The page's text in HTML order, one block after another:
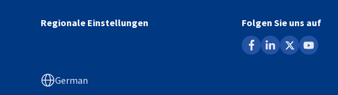
Regionale Einstellungen
German
Folgen Sie uns auf
facebook
linkedin
x youtube